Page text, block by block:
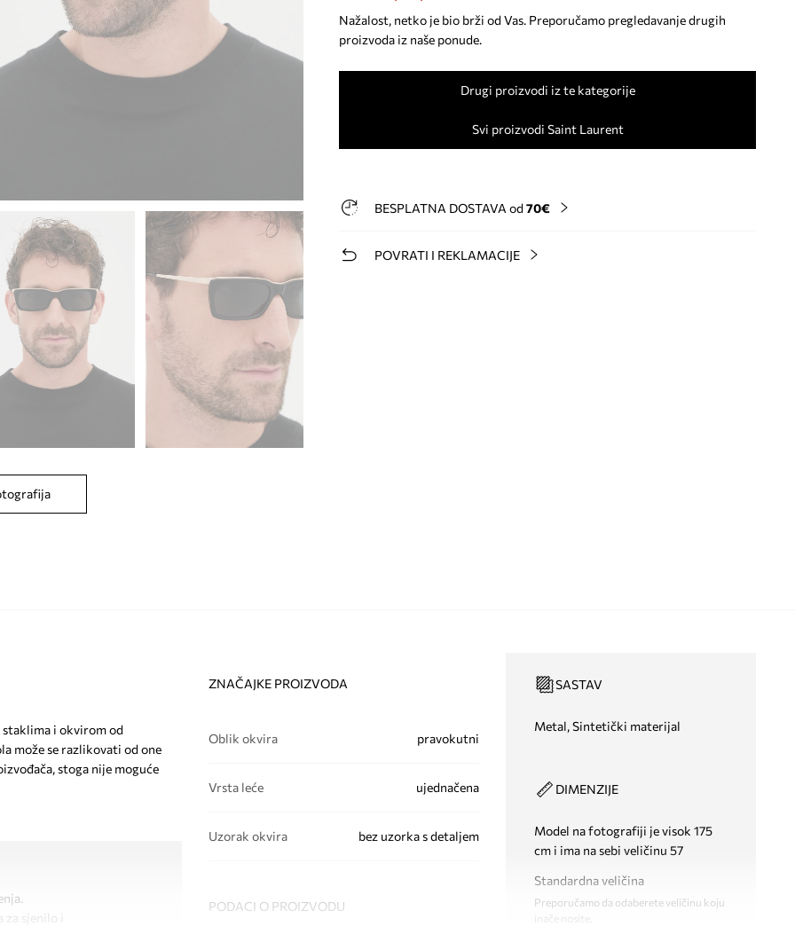
Nažalost, netko je bio brži od Vas. Preporučamo pregledavanje drugih
proizvoda iz naše ponude.
Drugi proizvodi iz te kategorije
Svi proizvodi Saint Laurent
BESPLATNA DOSTAVA od 70€
POVRATI I REKLAMACIJE
staklima i okvirom od
može se razlikovati od one
stoga nije moguće
sjenilo i
ZNAČAJKE PROIZVODA
Oblik okvira pravokutni
Vrsta leće ujednačena
Uzorak okvira bez uzorka s detaljem
PODACI O PROIZVODU
SASTAV
Metal, Sintetički materijal
DIMENZIJE
Model na fotografiji je visok 175
cm i ima na sebi veličinu 57
Standardna veličina
Preporučamo da odaberete veličinu koju